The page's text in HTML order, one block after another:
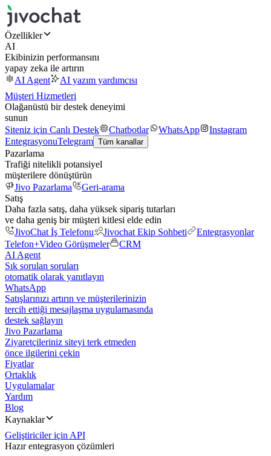
Özellikler
AI
Ekibinizin performansını
yapay zeka ile artırın
AI Agent
AI yazım yardımcısı
Müşteri Hizmetleri
Olağanüstü bir destek deneyimi
sunun
Siteniz için Canlı Destek
Chatbotlar WhatsApp
Instagram
EntegrasyonuTelegram Tüm kanallar
Pazarlama
Trafiği nitelikli potansiyel
müşterilere dönüştürün
Jivo Pazarlama
Geri-arama
Satış
Daha fazla satış, daha yüksek sipariş tutarları
ve daha geniş bir müşteri kitlesi elde edin
JivoChat İş Telefonu
Jivochat Ekip Sohbeti
Entegrasyonlar
Telefon+Video Görüşmeler
CRM
AI Agent
Sık sorulan soruları
otomatik olarak yanıtlayın
WhatsApp
Satışlarınızı artırın ve müşterilerinizin
tercih ettiği mesajlaşma uygulamasında
destek sağlayın
Jivo Pazarlama
Ziyaretçileriniz siteyi terk etmeden
önce ilgilerini çekin
Fiyatlar
Ortaklık
Uygulamalar
Yardım
Blog
Kaynaklar
Geliştiriciler için API
Hazır entegrasyon çözümleri